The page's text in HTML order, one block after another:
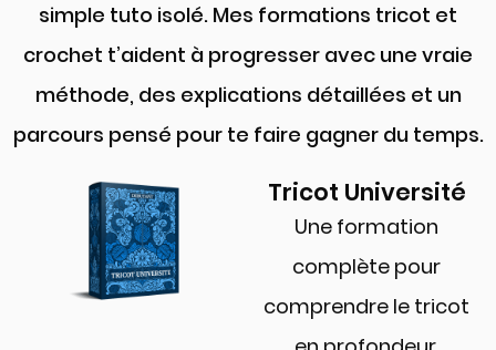
simple tuto isolé. Mes formations tricot et
crochet t’aident à progresser avec une vraie
méthode, des explications détaillées et un
parcours pensé pour te faire gagner du temps.
Tricot Université
Une formation
complète pour
comprendre le tricot